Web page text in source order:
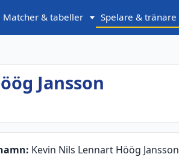
Matcher & tabeller Spelare & tränare
Jansson
Kevin Nils Lennart Höög Jansson